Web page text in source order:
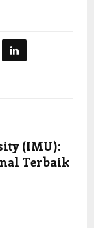
(IMU):
Terbaik